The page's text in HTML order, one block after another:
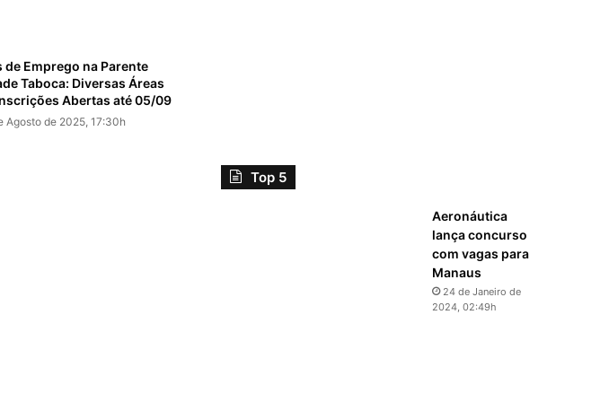
de Emprego na Parente
Taboca: Diversas Áreas
Abertas até 05/09
Agosto de 2025, 17:30h
Top 5
Aeronáutica
lança concurso
com vagas para
Manaus
24 de Janeiro de
2024, 02:49h